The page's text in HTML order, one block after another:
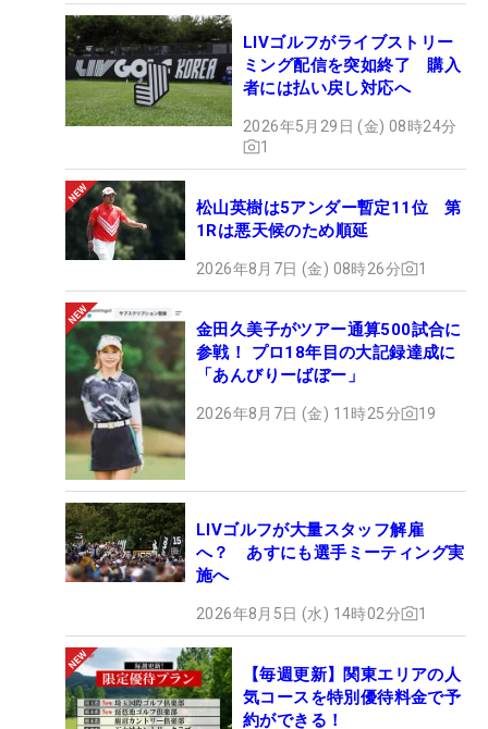
LIVゴルフがライブストリー
ミング配信を突如終了 購入
者には払い戻し対応へ
2026年5月29日 (金) 08時24分
1
松山英樹は5アンダー暫定11位 第
1Rは悪天候のため順延
2026年8月7日 (金) 08時26分 1
金田久美子がツアー通算500試合に
参戦！ プロ18年目の大記録達成に
「あんびりーばぼー」
2026年8月7日 (金) 11時25分 19
LIVゴルフが大量スタッフ解雇
へ？ あすにも選手ミーティング実
施へ
2026年8月5日 (水) 14時02分 1
【毎週更新】関東エリアの人
気コースを特別優待料金で予
約ができる！